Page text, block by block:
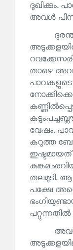
ദുഖിക്കും.
അവൾ
താഴെ
വേഷം.
കറുത്ത
തലമുടി. ആ
പക്ഷേ
പറ്റുന്നതിൽ